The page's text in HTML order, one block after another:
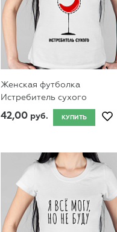
Женская футболка
Истребитель сухого
КУПИТЬ
42,00 руб.